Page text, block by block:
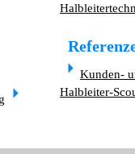
Kunden-
Halbleiter-